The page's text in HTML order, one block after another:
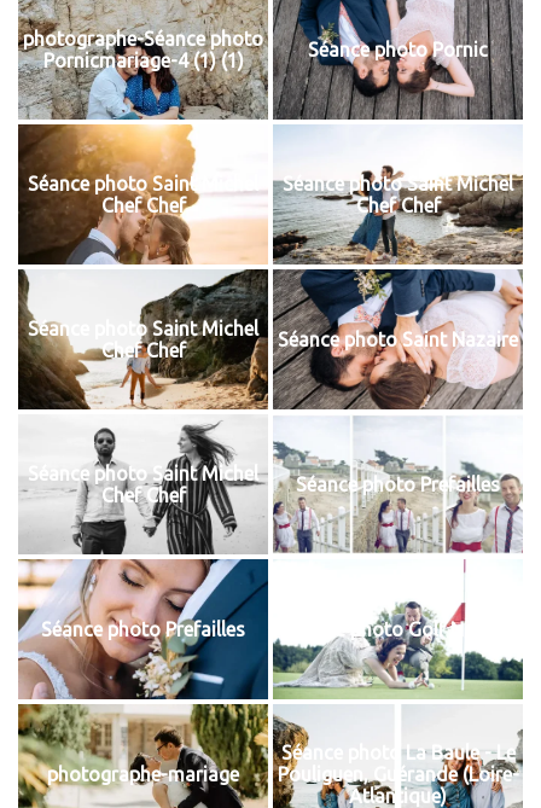
photographe-Séance photo
Pornicmariage-4 (1) (1)
Séance photo Pornic
Séance photo Saint Michel
Chef Chef
Séance photo Saint Michel
Chef Chef
Séance photo Saint Michel
Chef Chef
Séance photo Saint Nazaire
Séance photo Saint Michel
Chef Chef
Séance photo Prefailles
Séance photo Prefailles Séance photo Golf Nantes
photographe-mariage
Séance photo La Baule - Le
Pouliguen, Guérande (Loire-
Atlantique)